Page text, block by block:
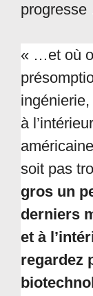
« …et où
à
soit pas
gros un
derniers
et à
regardez